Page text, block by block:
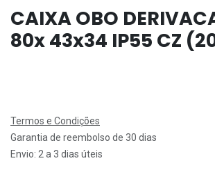
CAIXA OBO
80x 43x34 IP55 CZ
Termos e Condições
Garantia de reembolso de 30 dias
Envio: 2 a 3 dias úteis